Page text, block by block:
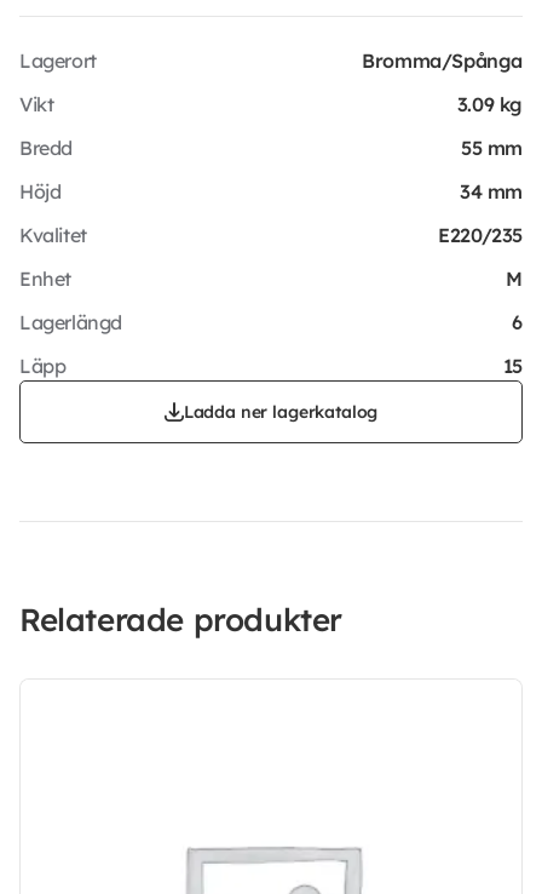
Lagerort
Bromma/Spånga
Vikt
3.09 kg
Bredd
55 mm
Höjd
34 mm
Kvalitet
E220/235
Enhet
M
Lagerlängd
6
Läpp
15
Ladda ner lagerkatalog
Relaterade produkter